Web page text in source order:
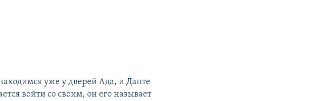
уже у дверей Ада, и Данте
войти со своим, он его называет